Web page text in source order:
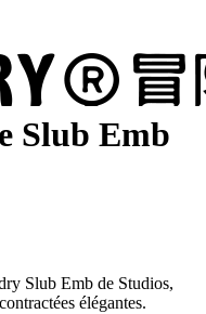
Slub Emb
Slub Emb de Studios,
élégantes.